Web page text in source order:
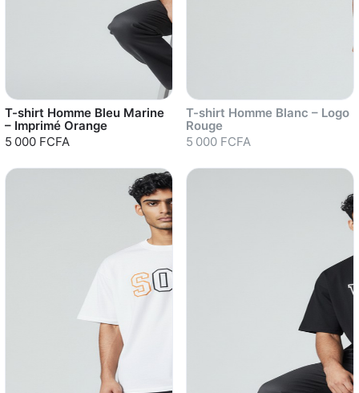
T-shirt Homme Bleu Marine
– Imprimé Orange
5 000 FCFA
T-shirt Homme Blanc – Logo
Rouge
5 000 FCFA